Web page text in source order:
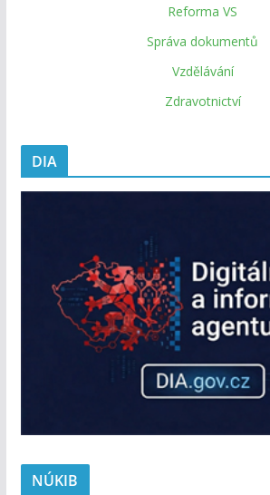
Reforma VS
Správa dokumentů
Vzdělávání
Zdravotnictví
DIA
NÚKIB